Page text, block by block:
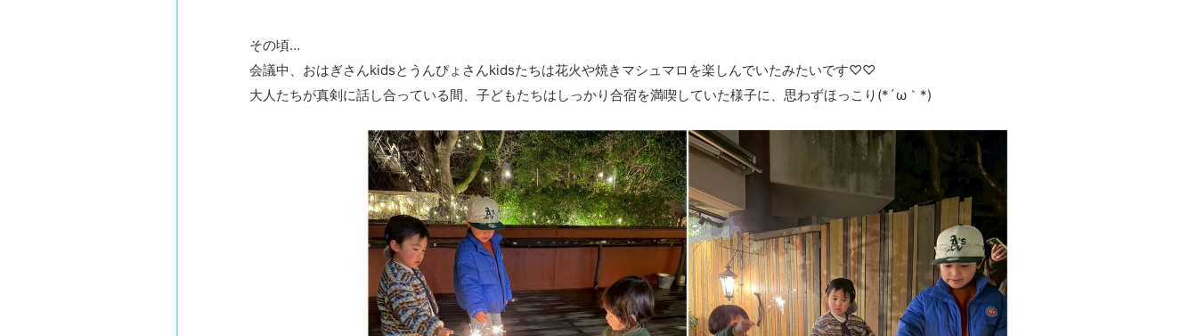
その頃…
会議中、おはぎさんkidsとうんぴょさんkidsたちは花火や焼きマシュマロを楽しんでいたみたいです♡♡
大人たちが真剣に話し合っている間、子どもたちはしっかり合宿を満喫していた様子に、思わずほっこり(*´ω｀*)